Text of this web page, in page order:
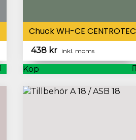
Chuck WH-CE CENTROTEC
438 kr inkl. moms
Köp